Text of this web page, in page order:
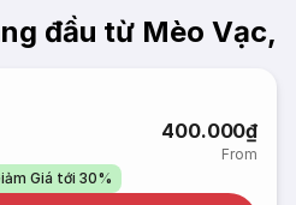
đầu từ Mèo Vạc,
400.000₫
From
Giá tới 30%